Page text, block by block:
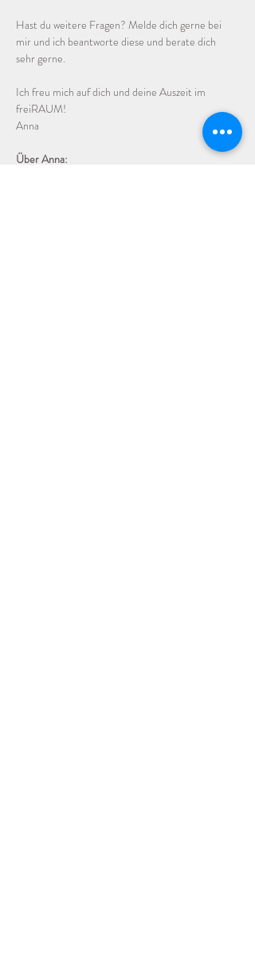
Hast du weitere Fragen? Melde dich gerne bei
mir und ich beantworte diese und berate dich
sehr gerne.
Ich freu mich auf dich und deine Auszeit im
freiRAUM!
Anna
Über Anna: